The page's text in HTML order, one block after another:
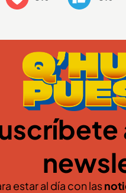
estar al día con las